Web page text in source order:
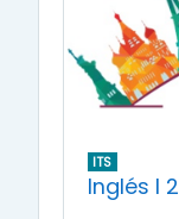
ITS
Inglés I